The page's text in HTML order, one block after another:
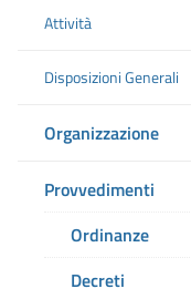
Attività
Disposizioni Generali
Organizzazione
Provvedimenti
Ordinanze
Decreti